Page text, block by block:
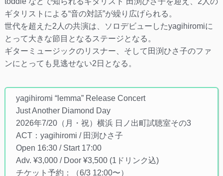
ギタリストによる“音の対話”が繰り広げられる。
世代を超えた2人の共演は、ソロデビューしたyagihiromiに
とって大きな節目となるステージとなる。
ギターミュージックのリスナー、そして田渕ひさ子のファ
ンにとっても見逃せない2日となる。
yagihiromi “lemma” Release Concert
Just Another Diamond Day
2026年7/20（月・祝）横浜 日ノ出町試聴室その3
ACT：yagihiromi / 田渕ひさ子
Open 16:30 / Start 17:00
Adv. ¥3,000 / Door ¥3,500 (1ドリンク込)
チケット予約：（6/3 12:00〜）